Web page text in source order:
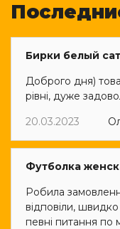
Бирки белый
Доброго дня)
рівні, дуже
20.03.2023
Футболка
Робила
відповіли,
певні питання по